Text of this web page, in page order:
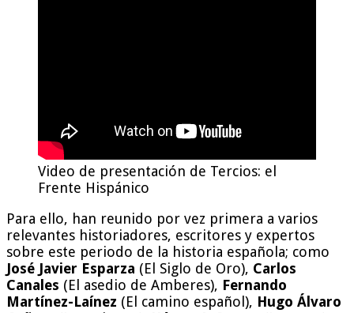
Video de presentación de Tercios: el
Frente Hispánico
Para ello, han reunido por vez primera a varios
relevantes historiadores, escritores y expertos
sobre este periodo de la historia española; como
José Javier Esparza (El Siglo de Oro), Carlos
Canales (El asedio de Amberes), Fernando
Martínez-Laínez (El camino español), Hugo Álvaro